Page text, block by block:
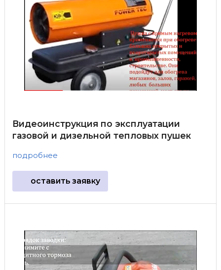
Видеоинструкция по эксплуатации
газовой и дизельной тепловых пушек
подробнее
оставить заявку